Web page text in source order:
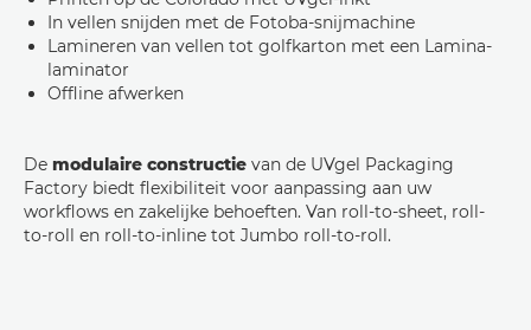
In vellen snijden met de Fotoba-snijmachine
Lamineren van vellen tot golfkarton met een Lamina-
laminator
Offline afwerken
De modulaire constructie van de UVgel Packaging
Factory biedt flexibiliteit voor aanpassing aan uw
workflows en zakelijke behoeften. Van roll-to-sheet, roll-
to-roll en roll-to-inline tot Jumbo roll-to-roll.